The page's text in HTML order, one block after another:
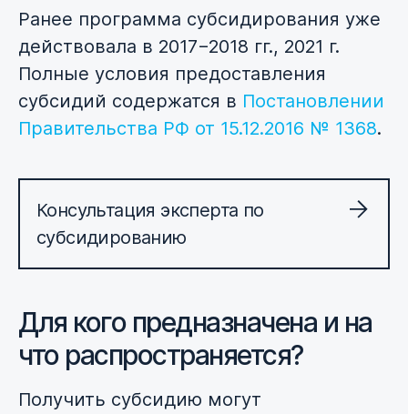
Ранее программа субсидирования уже
действовала в 2017−2018 гг., 2021 г.
Полные условия предоставления
субсидий содержатся в Постановлении
Правительства РФ от 15.12.2016 № 1368.
Консультация эксперта по
субсидированию
Для кого предназначена и на
что распространяется?
Получить субсидию могут